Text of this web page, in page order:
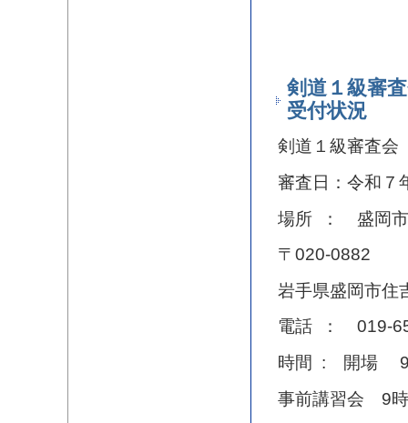
剣道１級審
受付状況
剣道１級審査会
審査日：令和７
場所 ： 盛岡
〒020-0882
岩手県盛岡市住
電話 ： 019-
時間 : 開場 9
事前講習会 9